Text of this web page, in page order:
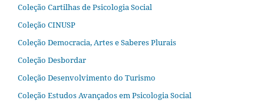
Coleção Cartilhas de Psicologia Social
Coleção CINUSP
Coleção Democracia, Artes e Saberes Plurais
Coleção Desbordar
Coleção Desenvolvimento do Turismo
Coleção Estudos Avançados em Psicologia Social